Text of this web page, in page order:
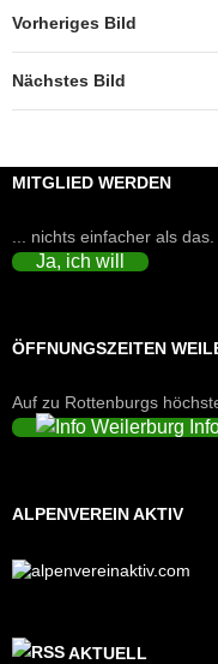
Vorheriges Bild
Nächstes Bild
MITGLIED WERDEN
... nichts einfacher als
Ja, ich will
ÖFFNUNGSZEITEN
Auf zu Rottenburgs
ALPENVEREIN AKTIV
AKTUELL